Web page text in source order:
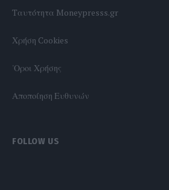
Tαυτότητα Moneypresss.gr
Χρήση Cookies
'Οροι Χρήσης
Αποποίηση Ευθυνών
FOLLOW US